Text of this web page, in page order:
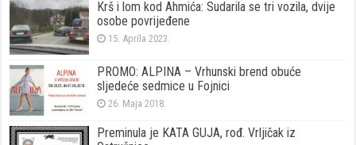
Krš i lom kod Ahmića: Sudarila se tri vozila, dvije
osobe povrijeđene
15. Aprila 2023.
PROMO: ALPINA – Vrhunski brend obuće
sljedeće sedmice u Fojnici
26. Maja 2018.
Preminula je KATA GUJA, rođ. Vrljičak iz